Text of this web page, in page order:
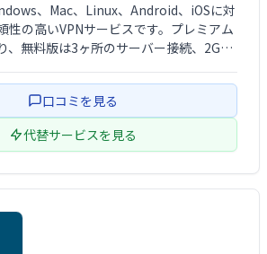
、Mac、Linux、Android、iOSに対
性の高いVPNサービスです。プレミアム
、無料版は3ヶ所のサーバー接続、2GB
版では、より多くのサーバー、無制限の
口コミを見る
代替サービスを見る